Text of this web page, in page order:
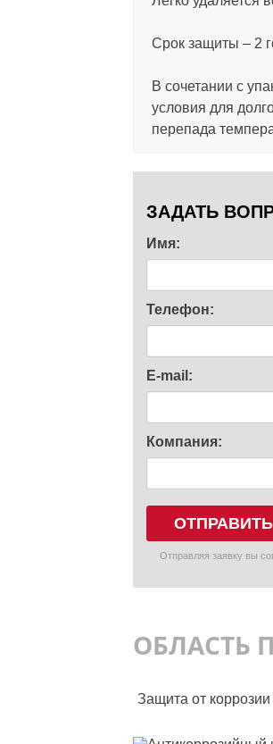
Срок защиты – 2
В сочетании с
условия для
перепада
ЗАДАТЬ
Имя:
Телефон:
E-mail:
Компания:
ОТПРАВИТЬ
Отправляя заявку вы
ОБЛАСТЬ
Защита от